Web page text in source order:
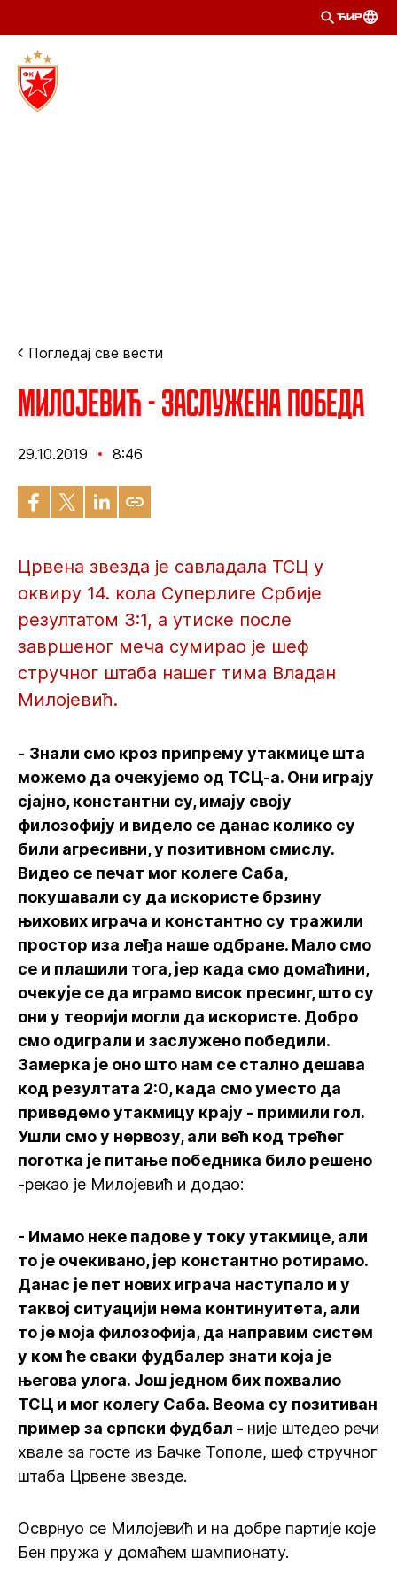
ЋИР
Погледај све вести
Милојевић - Заслужена победа
29.10.2019 8:46
Црвена звезда је савладала ТСЦ у
оквиру 14. кола Суперлиге Србије
резултатом 3:1, а утиске после
завршеног меча сумирао је шеф
стручног штаба нашег тима Владан
Милојевић.
- Знали смо кроз припрему утакмице шта
можемо да очекујемо од ТСЦ-а. Они играју
сјајно, константни су, имају своју
филозофију и видело се данас колико су
били агресивни, у позитивном смислу.
Видео се печат мог колеге Саба,
покушавали су да искористе брзину
њихових играча и константно су тражили
простор иза леђа наше одбране. Мало смо
се и плашили тога, јер када смо домаћини,
очекује се да играмо висок пресинг, што су
они у теорији могли да искористе. Добро
смо одиграли и заслужено победили.
Замерка је оно што нам се стално дешава
код резултата 2:0, када смо уместо да
приведемо утакмицу крају - примили гол.
Ушли смо у нервозу, али већ код трећег
поготка је питање победника било решено
-рекао је Милојевић и додао:
- Имамо неке падове у току утакмице, али
то је очекивано, јер константно ротирамо.
Данас је пет нових играча наступало и у
таквој ситуацији нема континуитета, али
то је моја филозофија, да направим систем
у ком ће сваки фудбалер знати која је
његова улога. Још једном бих похвалио
ТСЦ и мог колегу Саба. Веома су позитиван
пример за српски фудбал - није штедео речи
хвале за госте из Бачке Тополе, шеф стручног
штаба Црвене звезде.
Осврнуо се Милојевић и на добре партије које
Бен пружа у домаћем шампионату.